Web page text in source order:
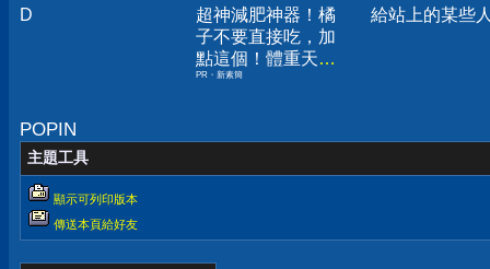
D
超神減肥神器！橘
子不要直接吃，加
點這個！體重天天
下降
PR・新素簡
給站上的某些
POPIN
主題工具
顯示可列印版本
傳送本頁給好友